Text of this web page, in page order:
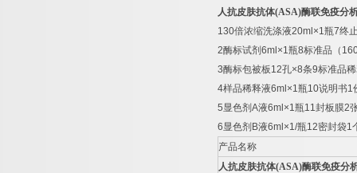
人抗皮肤抗体(ASA)酶联免疫分
130倍浓缩洗涤液20ml×1瓶7终
2酶标试剂 6ml×1瓶8标准品（
3酶标包被板12孔×8条9标准品
4样品稀释液6ml×1瓶10说明书1
5显色剂 A液6ml×1瓶11封板膜2
6显色剂 B液6ml×1/瓶12密封袋1
产品名称
人抗皮肤抗体(ASA)酶联免疫分